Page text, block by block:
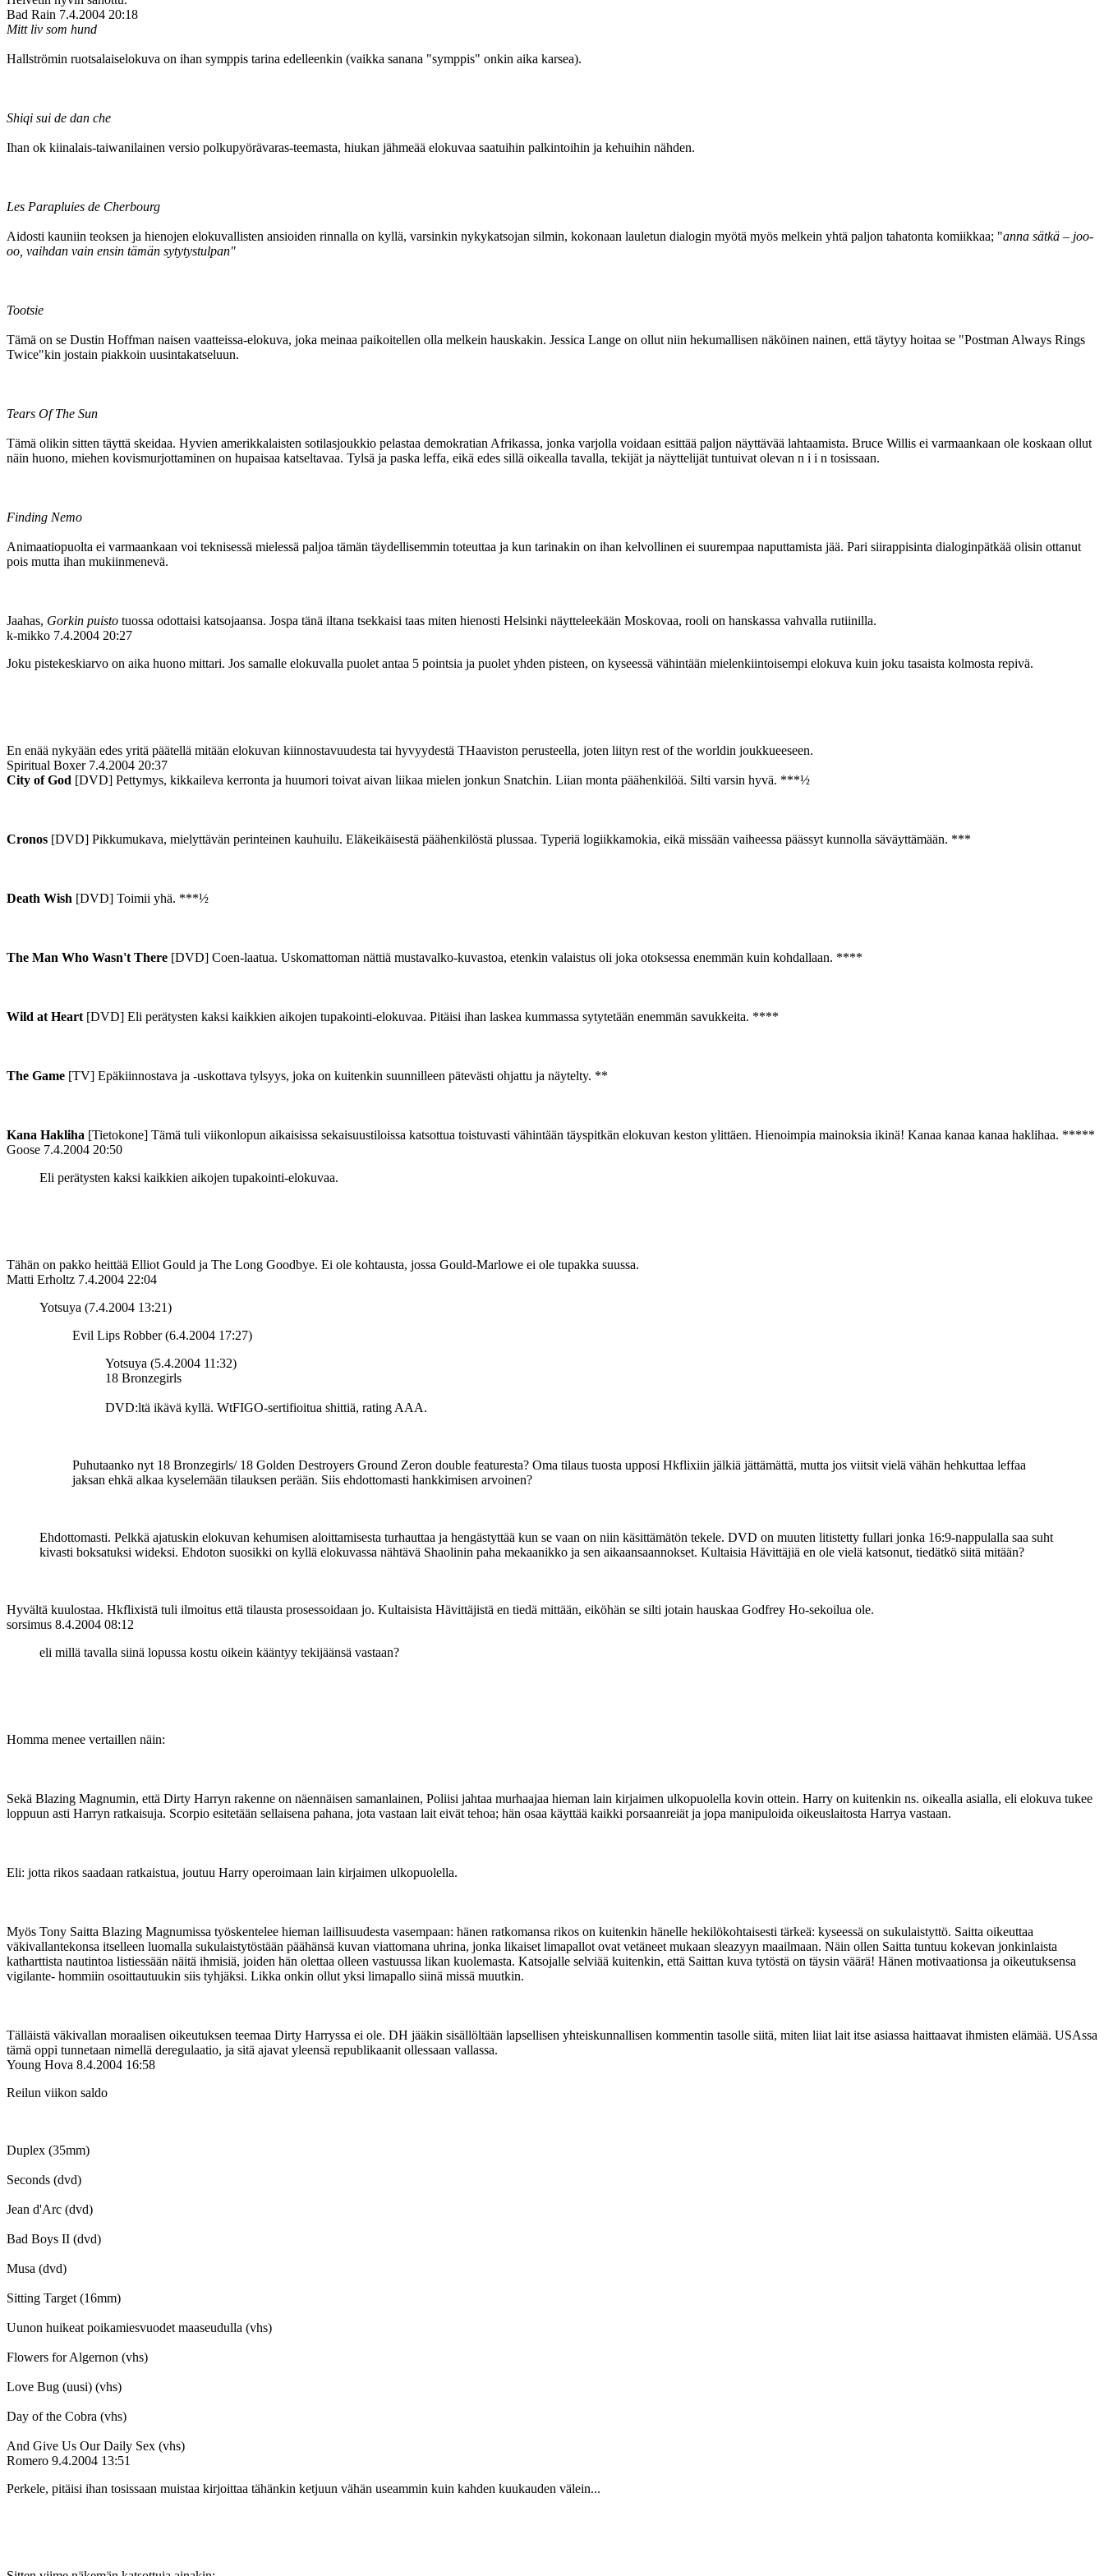
Bad Rain 7.4.2004 20:18
Mitt liv som hund
Hallströmin ruotsalaiselokuva on ihan symppis tarina edelleenkin (vaikka sanana "symppis" onkin aika karsea).
Shiqi sui de dan che
Ihan ok kiinalais-taiwanilainen versio polkupyörävaras-teemasta, hiukan jähmeää elokuvaa saatuihin palkintoihin ja kehuihin nähden.
Les Parapluies de Cherbourg
Aidosti kauniin teoksen ja hienojen elokuvallisten ansioiden rinnalla on kyllä, varsinkin nykykatsojan silmin, kokonaan lauletun dialogin myötä myös melkein yhtä paljon tahatonta komiikkaa; "anna sätkä – joo-
oo, vaihdan vain ensin tämän sytytystulpan"
Tootsie
Tämä on se Dustin Hoffman naisen vaatteissa-elokuva, joka meinaa paikoitellen olla melkein hauskakin. Jessica Lange on ollut niin hekumallisen näköinen nainen, että täytyy hoitaa se "Postman Always Rings
Twice"kin jostain piakkoin uusintakatseluun.
Tears Of The Sun
Tämä olikin sitten täyttä skeidaa. Hyvien amerikkalaisten sotilasjoukkio pelastaa demokratian Afrikassa, jonka varjolla voidaan esittää paljon näyttävää lahtaamista. Bruce Willis ei varmaankaan ole koskaan ollut
näin huono, miehen kovismurjottaminen on hupaisaa katseltavaa. Tylsä ja paska leffa, eikä edes sillä oikealla tavalla, tekijät ja näyttelijät tuntuivat olevan n i i n tosissaan.
Finding Nemo
Animaatiopuolta ei varmaankaan voi teknisessä mielessä paljoa tämän täydellisemmin toteuttaa ja kun tarinakin on ihan kelvollinen ei suurempaa naputtamista jää. Pari siirappisinta dialoginpätkää olisin ottanut
pois mutta ihan mukiinmenevä.
Jaahas, Gorkin puisto tuossa odottaisi katsojaansa. Jospa tänä iltana tsekkaisi taas miten hienosti Helsinki näytteleekään Moskovaa, rooli on hanskassa vahvalla rutiinilla.
k-mikko 7.4.2004 20:27
Joku pistekeskiarvo on aika huono mittari. Jos samalle elokuvalla puolet antaa 5 pointsia ja puolet yhden pisteen, on kyseessä vähintään mielenkiintoisempi elokuva kuin joku tasaista kolmosta repivä.
En enää nykyään edes yritä päätellä mitään elokuvan kiinnostavuudesta tai hyvyydestä THaaviston perusteella, joten liityn rest of the worldin joukkueeseen.
Spiritual Boxer 7.4.2004 20:37
City of God [DVD] Pettymys, kikkaileva kerronta ja huumori toivat aivan liikaa mielen jonkun Snatchin. Liian monta päähenkilöä. Silti varsin hyvä. ***½
Cronos [DVD] Pikkumukava, mielyttävän perinteinen kauhuilu. Eläkeikäisestä päähenkilöstä plussaa. Typeriä logiikkamokia, eikä missään vaiheessa päässyt kunnolla säväyttämään. ***
Death Wish [DVD] Toimii yhä. ***½
The Man Who Wasn't There [DVD] Coen-laatua. Uskomattoman nättiä mustavalko-kuvastoa, etenkin valaistus oli joka otoksessa enemmän kuin kohdallaan. ****
Wild at Heart [DVD] Eli perätysten kaksi kaikkien aikojen tupakointi-elokuvaa. Pitäisi ihan laskea kummassa sytytetään enemmän savukkeita. ****
The Game [TV] Epäkiinnostava ja ‑uskottava tylsyys, joka on kuitenkin suunnilleen pätevästi ohjattu ja näytelty. **
Kana Hakliha [Tietokone] Tämä tuli viikonlopun aikaisissa sekaisuustiloissa katsottua toistuvasti vähintään täyspitkän elokuvan keston ylittäen. Hienoimpia mainoksia ikinä! Kanaa kanaa kanaa haklihaa. *****
Goose 7.4.2004 20:50
Eli perätysten kaksi kaikkien aikojen tupakointi-elokuvaa.
Tähän on pakko heittää Elliot Gould ja The Long Goodbye. Ei ole kohtausta, jossa Gould-Marlowe ei ole tupakka suussa.
Matti Erholtz 7.4.2004 22:04
Yotsuya (7.4.2004 13:21)
Evil Lips Robber (6.4.2004 17:27)
Yotsuya (5.4.2004 11:32)
18 Bronzegirls
DVD:ltä ikävä kyllä. WtFIGO-sertifioitua shittiä, rating AAA.
Puhutaanko nyt 18 Bronzegirls/ 18 Golden Destroyers Ground Zeron double featuresta? Oma tilaus tuosta upposi Hkflixiin jälkiä jättämättä, mutta jos viitsit vielä vähän hehkuttaa leffaa
jaksan ehkä alkaa kyselemään tilauksen perään. Siis ehdottomasti hankkimisen arvoinen?
Ehdottomasti. Pelkkä ajatuskin elokuvan kehumisen aloittamisesta turhauttaa ja hengästyttää kun se vaan on niin käsittämätön tekele. DVD on muuten litistetty fullari jonka 16:9-nappulalla saa suht
kivasti boksatuksi wideksi. Ehdoton suosikki on kyllä elokuvassa nähtävä Shaolinin paha mekaanikko ja sen aikaansaannokset. Kultaisia Hävittäjiä en ole vielä katsonut, tiedätkö siitä mitään?
Hyvältä kuulostaa. Hkflixistä tuli ilmoitus että tilausta prosessoidaan jo. Kultaisista Hävittäjistä en tiedä mittään, eiköhän se silti jotain hauskaa Godfrey Ho-sekoilua ole.
sorsimus 8.4.2004 08:12
eli millä tavalla siinä lopussa kostu oikein kääntyy tekijäänsä vastaan?
Homma menee vertaillen näin:
Sekä Blazing Magnumin, että Dirty Harryn rakenne on näennäisen samanlainen, Poliisi jahtaa murhaajaa hieman lain kirjaimen ulkopuolella kovin ottein. Harry on kuitenkin ns. oikealla asialla, eli elokuva tukee
loppuun asti Harryn ratkaisuja. Scorpio esitetään sellaisena pahana, jota vastaan lait eivät tehoa; hän osaa käyttää kaikki porsaanreiät ja jopa manipuloida oikeuslaitosta Harrya vastaan.
Eli: jotta rikos saadaan ratkaistua, joutuu Harry operoimaan lain kirjaimen ulkopuolella.
Myös Tony Saitta Blazing Magnumissa työskentelee hieman laillisuudesta vasempaan: hänen ratkomansa rikos on kuitenkin hänelle hekilökohtaisesti tärkeä: kyseessä on sukulaistyttö. Saitta oikeuttaa
väkivallantekonsa itselleen luomalla sukulaistytöstään päähänsä kuvan viattomana uhrina, jonka likaiset limapallot ovat vetäneet mukaan sleazyyn maailmaan. Näin ollen Saitta tuntuu kokevan jonkinlaista
katharttista nautintoa listiessään näitä ihmisiä, joiden hän olettaa olleen vastuussa likan kuolemasta. Katsojalle selviää kuitenkin, että Saittan kuva tytöstä on täysin väärä! Hänen motivaationsa ja oikeutuksensa
vigilante- hommiin osoittautuukin siis tyhjäksi. Likka onkin ollut yksi limapallo siinä missä muutkin.
Tälläistä väkivallan moraalisen oikeutuksen teemaa Dirty Harryssa ei ole. DH jääkin sisällöltään lapsellisen yhteiskunnallisen kommentin tasolle siitä, miten liiat lait itse asiassa haittaavat ihmisten elämää. USAssa
tämä oppi tunnetaan nimellä deregulaatio, ja sitä ajavat yleensä republikaanit ollessaan vallassa.
Young Hova 8.4.2004 16:58
Reilun viikon saldo
Duplex (35mm)
Seconds (dvd)
Jean d'Arc (dvd)
Bad Boys II (dvd)
Musa (dvd)
Sitting Target (16mm)
Uunon huikeat poikamiesvuodet maaseudulla (vhs)
Flowers for Algernon (vhs)
Love Bug (uusi) (vhs)
Day of the Cobra (vhs)
And Give Us Our Daily Sex (vhs)
Romero 9.4.2004 13:51
Perkele, pitäisi ihan tosissaan muistaa kirjoittaa tähänkin ketjuun vähän useammin kuin kahden kuukauden välein...